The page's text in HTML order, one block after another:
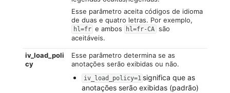
Esse parâmetro aceita códigos de idioma
de duas e quatro letras. Por exemplo,
hl=fr e ambos hl=fr-CA são
aceitáveis.
iv_load_poli
cy
Esse parâmetro determina se as
anotações serão exibidas ou não.
iv_load_policy=1 significa que as
anotações serão exibidas (padrão)